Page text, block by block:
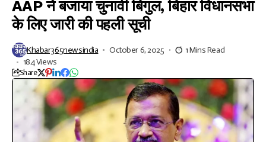
AAP ने बजाया चुनावी बिगुल, बिहार विधानसभा
के लिए जारी की पहली सूची
Khabar365newsindia October 6, 2025
1 Mins Read
184 Views
Share